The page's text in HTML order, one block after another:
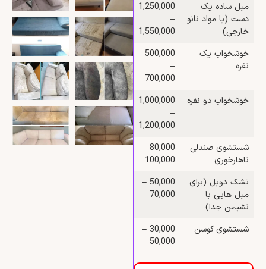
مبل ساده یک‌
دست (با مواد نانو
خارجی)
1,250,000
–
1,550,000
خوشخواب یک‌
نفره
500,000
–
700,000
خوشخواب دو‌ نفره
1,000,000
–
1,200,000
شستشوی صندلی
ناهارخوری
80,000 –
100,000
تشک دوبل (برای
مبل‌ هایی با
نشیمن جدا)
50,000 –
70,000
شستشوی کوسن
30,000 –
50,000